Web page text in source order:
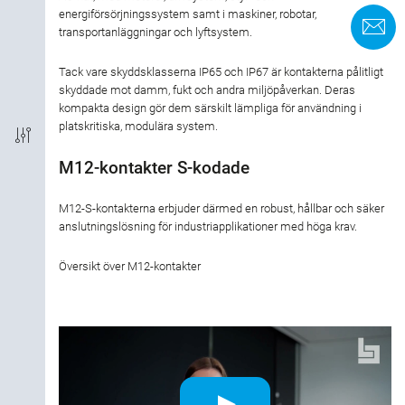
Anslutningstyp
Kodning
EMC
Material kontakthus
Märkström
energiförsörjningssystem samt i maskiner, robotar,
transportanläggningar och lyftsystem.
Tack vare skyddsklasserna IP65 och IP67 är kontakterna pålitligt
skyddade mot damm, fukt och andra miljöpåverkan. Deras
kompakta design gör dem särskilt lämpliga för användning i
platskritiska, modulära system.
M12-kontakter S-kodade
M12-S-kontakterna erbjuder därmed en robust, hållbar och säker
anslutningslösning för industriapplikationer med höga krav.
Översikt över M12-kontakter